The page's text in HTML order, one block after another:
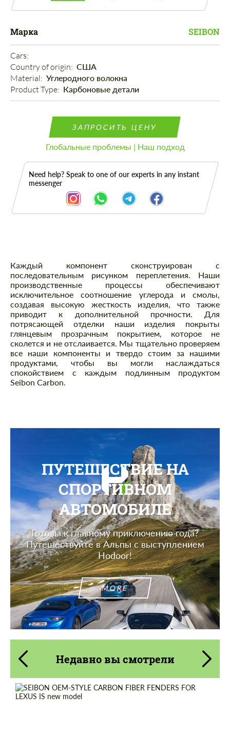
Марка SEIBON
Cars:
Country of origin: США
Material: Углеродного волокна
Product Type: Карбоновые детали
ЗАПРОСИТЬ ЦЕНУ
Глобальные проблемы | Наш подход
Need help? Speak to one of our experts in any instant
messenger
Описание
Каждый компонент сконструирован с
последовательным рисунком переплетения. Наши
производственные процессы обеспечивают
исключительное соотношение углерода и смолы,
создавая высокую жесткость изделия, что также
приводит к дополнительной прочности. Для
потрясающей отделки наши изделия покрыты
глянцевым прозрачным покрытием, которое не
сколется и не отслаивается. Мы тщательно проверяем
все наши компоненты и твердо стоим за нашими
продуктами, чтобы вы могли наслаждаться
спокойствием с каждым подлинным продуктом
Seibon Carbon.
ПУТЕШЕСТВИЕ НА
СПОРТИВНОМ
АВТОМОБИЛЕ
Готовы к главному приключению года?
Путешествуйте в Альпы с выступлением
Hodoor!
MORE
Недавно вы смотрели